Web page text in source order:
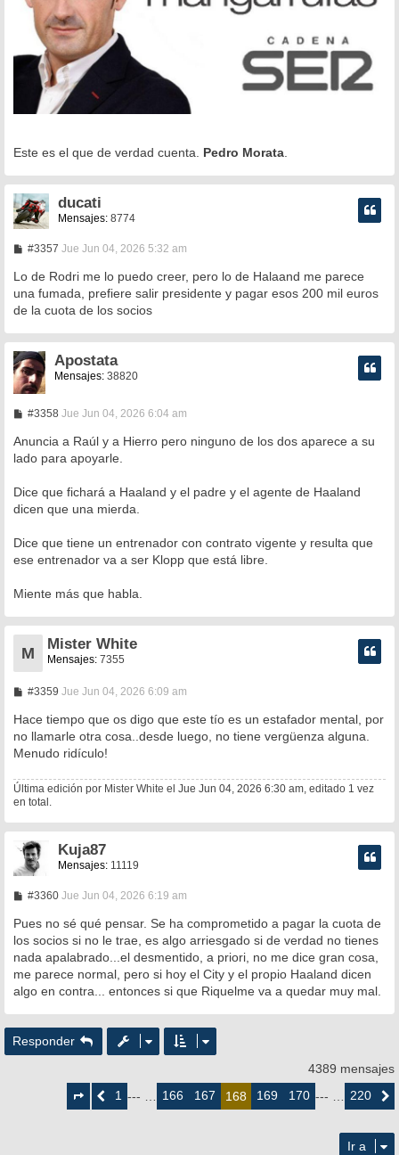
Este es el que de verdad cuenta. Pedro Morata
ducati
Mensajes: 8774
#3357M
n
s
a
j
Jue Jun 04, 2026 5:32 am
Lo de Rodri me lo puedo creer, pero lo de Halaand me parece
una fumada, prefiere salir presidente y pagar esos 200 mil euros
de la cuota de los socios
Apostata
Mensajes:38820
#3358M
n
s
a
e
Jue Jun 04, 2026 6:04 am
Anuncia a Raúl y a Hierro pero ninguno de los dos aparece a su
lado para apoyarle.
Dice que fichará a Haaland y el padre y el agente de Haaland
dicen que una mierda.
Dice que tiene un entrenador con contrato vigente y resulta que
ese entrenador va a ser Klopp que está libre.
Miente más que habla.
M
Mister White
Mensajes: 7355
#3359M
n
a
j
Jue Jun 04, 2026 6:09 am
Hace tiempo que os digo que este tío es un estafador mental, por
no llamarle otra cosa..desde luego, no tiene vergüenza alguna.
Menudo ridículo!
Última edición por Mister White el Jue Jun 04, 2026 6:30 am, editado 1 vez
en total.
Kuja87
Mensajes: 11119
#3360M
n
s
a
j
e
Jue Jun 04, 2026 6:19 am
Pues no sé qué pensar. Se ha comprometido a pagar la cuota de
los socios si no le trae, es algo arriesgado si de verdad no tienes
nada apalabrado...el desmentido, a priori, no me dice gran cosa,
me parece normal, pero si hoy el City y el propio Haaland dicen
algo en contra... entonces si que Riquelme va a quedar muy mal.
Responder
4389 mensajes
deAnterior
1 --- … 166 167 168 169 170 --- … 220
Ir a